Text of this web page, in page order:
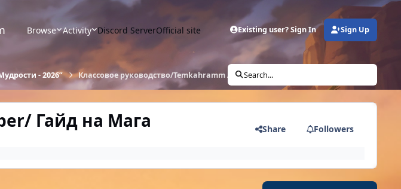
Browse Activity Discord ServerOfficial site Existing user? Sign In Sign Up
- 2026” Классовое руководство/Temkahramm Amber/ Гайд на Мага
Search...
Гайд на Мага Share Followers